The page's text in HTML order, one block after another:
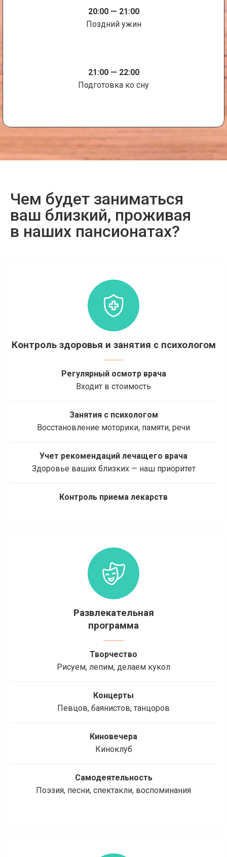
20:00 — 21:00
Поздний ужин
21:00 — 22:00
Подготовка ко сну
Чем будет заниматься
ваш близкий, проживая
в наших пансионатах?
Контроль здоровья и занятия с психологом
Регулярный осмотр врача
Входит в стоимость
Занятия с психологом
Восстановление моторики, памяти, речи
Учет рекомендаций лечащего врача
Здоровье ваших близких — наш приоритет
Контроль приема лекарств
Развлекательная
программа
Творчество
Рисуем, лепим, делаем кукол
Концерты
Певцов, баянистов, танцоров
Киновечера
Киноклуб
Самодеятельность
Поэзия, песни, спектакли, воспоминания